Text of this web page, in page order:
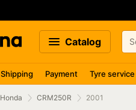
Catalog
Shipping Payment Tyre service
Honda CRM250R 2001